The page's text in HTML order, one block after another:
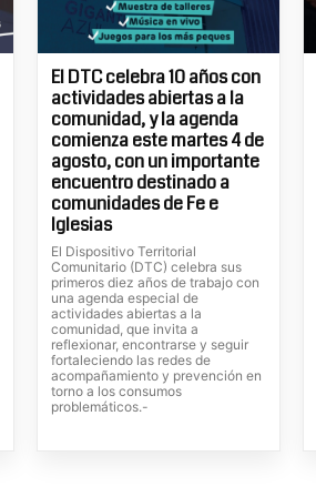
El DTC celebra 10 años con
actividades abiertas a la
comunidad, y la agenda
comienza este martes 4 de
agosto, con un importante
encuentro destinado a
comunidades de Fe e
Iglesias
El Dispositivo Territorial
Comunitario (DTC) celebra sus
primeros diez años de trabajo con
una agenda especial de
actividades abiertas a la
comunidad, que invita a
reflexionar, encontrarse y seguir
fortaleciendo las redes de
acompañamiento y prevención en
torno a los consumos
problemáticos.-